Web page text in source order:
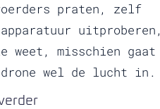
praten, zelf
uitproberen,
weet, misschien gaat
drone wel de lucht in.